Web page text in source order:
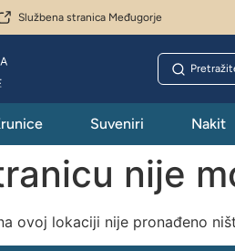
Službena stranica Međugorje
Suveniri Nakit
nije
ovoj lokaciji nije pronađeno